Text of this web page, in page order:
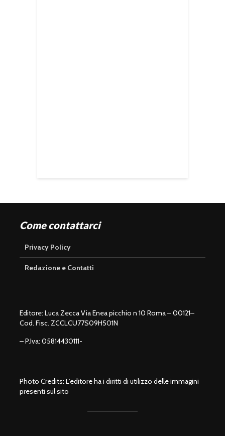
Come contattarci
Privacy Policy
Redazione e Contatti
Editore: Luca Zecca Via Enea picchio n 10 Roma – 00121–
Cod. Fisc. ZCCLCU77S09H501N
– P.Iva: 05814430111-
Photo Credits: L’editore ha i diritti di utilizzo delle immagini
presenti sul sito